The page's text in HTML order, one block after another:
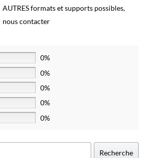
AUTRES formats et supports possibles,
nous contacter
0%
0%
0%
0%
0%
Recherche